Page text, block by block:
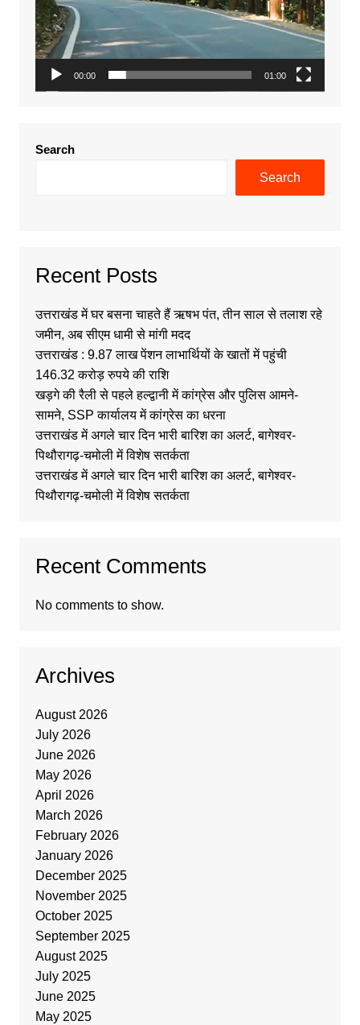
00:00 01:00
Search
Search
Recent Posts
उत्तराखंड में घर बसना चाहते हैं ऋषभ पंत, तीन साल से तलाश रहे
जमीन, अब सीएम धामी से मांगी मदद
उत्तराखंड : 9.87 लाख पेंशन लाभार्थियों के खातों में पहुंची
146.32 करोड़ रुपये की राशि
खड़गे की रैली से पहले हल्द्वानी में कांग्रेस और पुलिस आमने-
सामने, SSP कार्यालय में कांग्रेस का धरना
उत्तराखंड में अगले चार दिन भारी बारिश का अलर्ट, बागेश्वर-
पिथौरागढ़-चमोली में विशेष सतर्कता
उत्तराखंड में अगले चार दिन भारी बारिश का अलर्ट, बागेश्वर-
पिथौरागढ़-चमोली में विशेष सतर्कता
Recent Comments
No comments to show.
Archives
August 2026
July 2026
June 2026
May 2026
April 2026
March 2026
February 2026
January 2026
December 2025
November 2025
October 2025
September 2025
August 2025
July 2025
June 2025
May 2025